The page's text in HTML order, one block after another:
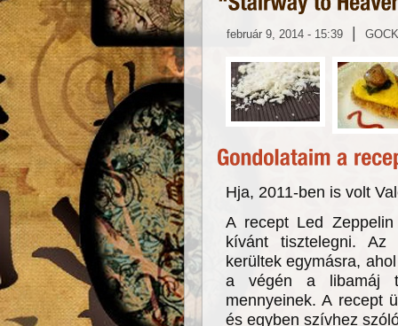
február 9, 2014 - 15:39 | GOCK
Hja, 2011-ben is volt
A recept Led
kívánt tisztelegni. Az
kerültek egymásra,
a végén a libamáj
mennyeinek. A recept
és egyben szívhez